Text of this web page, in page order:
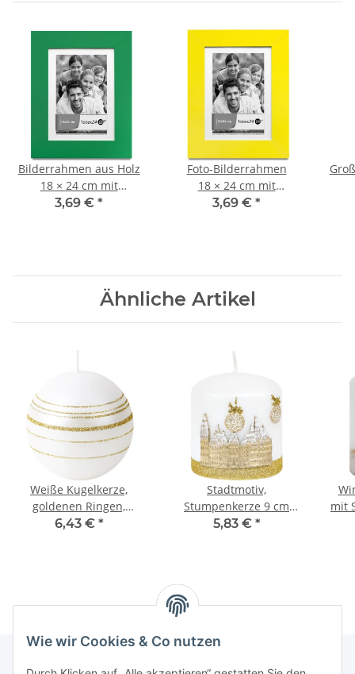
Wie wir Cookies & Co nutzen
Bilderrahmen aus Holz
18 × 24 cm mit
Glasscheibe,
3,69 € *
Foto-Bilderrahmen
18 × 24 cm mit
Glasscheibe,
3,69 € *
Ähnliche Artikel
Weiße Kugelkerze,
goldenen Ringen,
Weihnachtskugelkerze
6,43 € *
Stadtmotiv,
Stumpenkerze 9 cm
hoch, Weihnachtskerze
5,83 € *
mit